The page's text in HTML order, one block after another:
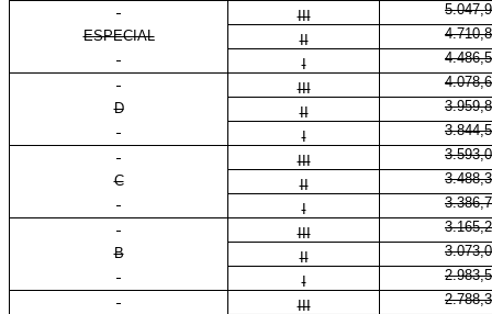
III
ESPECIAL
II
I
III
D
II
I
III
C
II
I
III
B
II
I
III